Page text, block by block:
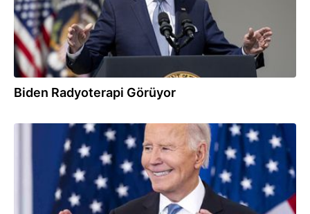
Biden Radyoterapi Görüyor
11.10.2025